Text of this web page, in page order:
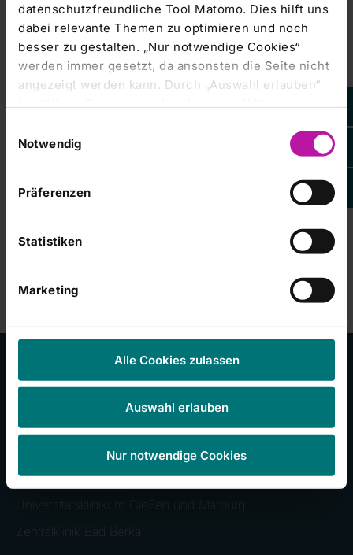
datenschutzfreundliche Tool Matomo. Dies hilft uns
dabei relevante Themen zu optimieren und noch
besser zu gestalten. „Nur notwendige Cookies“
werden immer gesetzt, da ansonsten die Seite nicht
angezeigt werden kann. Durch „Auswahl erlauben“
erlauben Sie alle eingesetzten Cookies. Sie können
Ihre
Einstellungen anpassen. Weitere Informationen
finden Sie auch in unserer
Datenschutzerklärung
Notwendig
Präferenzen
Statistiken
Marketing
Alle Cookies zulassen
Auswahl erlauben
Nur notwendige Cookies
Weitere Informationen: www.dpa-AFX.de
Ihnen dieser
Inhalt von EQS
Group AG
aktuell nicht
zur
Verfügung.
Um Ihnen das
Nutzererlebnis
bitten wir Sie
Ihre
Marketing-
Unsere Kliniken
RHÖN-KLINIKUM Campus Bad Neustadt
Klinikum Frankfurt (Oder)
Universitätsklinikum Gießen und Marburg
Zentralklinik Bad Berka